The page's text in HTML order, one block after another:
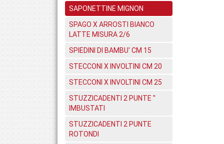
SAPONETTINE MIGNON
SPAGO X ARROSTI BIANCO
LATTE MISURA 2/6
SPIEDINI DI BAMBU' CM 15
STECCONI X INVOLTINI CM 20
STECCONI X INVOLTINI CM 25
STUZZICADENTI 2 PUNTE ''
IMBUSTATI
STUZZICADENTI 2 PUNTE
ROTONDI